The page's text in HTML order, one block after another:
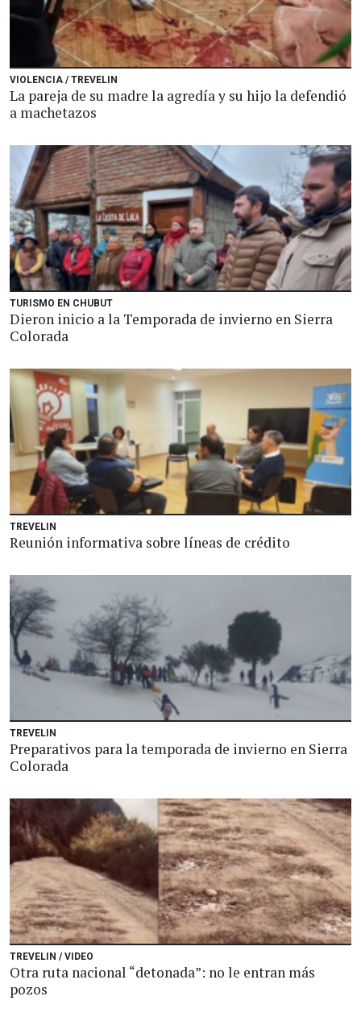
VIOLENCIA / TREVELIN
La pareja de su madre la agredía y su hijo la defendió
a machetazos
TURISMO EN CHUBUT
Dieron inicio a la Temporada de invierno en Sierra
Colorada
TREVELIN
Reunión informativa sobre líneas de crédito
TREVELIN
Preparativos para la temporada de invierno en Sierra
Colorada
TREVELIN / VIDEO
Otra ruta nacional “detonada”: no le entran más
pozos